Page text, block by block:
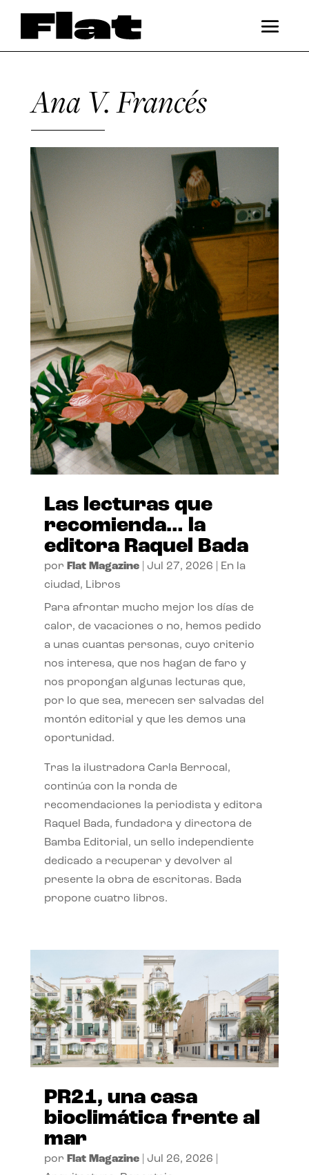
Ana V. Francés
Las lecturas que
recomienda… la
editora Raquel Bada
por Flat Magazine| Jul 27, 2026
En la
ciudad, Libros
Para afrontar mucho mejor los días de
calor, de vacaciones o no, hemos pedido
a unas cuantas personas, cuyo criterio
nos interesa, que nos hagan de faro y
nos propongan algunas lecturas que,
por lo que sea, merecen ser salvadas del
montón editorial y que les demos una
oportunidad.
Tras la ilustradora Carla Berrocal,
continúa con la ronda de
recomendaciones la periodista y editora
Raquel Bada, fundadora y directora de
Bamba Editorial, un sello independiente
dedicado a recuperar y devolver al
presente la obra de escritoras. Bada
propone cuatro libros.
PR21, una casa
bioclimática frente al
mar
por Flat Magazine| Jul 26, 2026